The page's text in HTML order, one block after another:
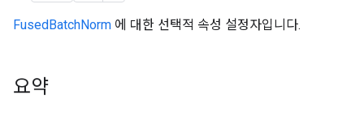
FusedBatchNorm 에 대한 선택적 속성 설정자입니다.
요약